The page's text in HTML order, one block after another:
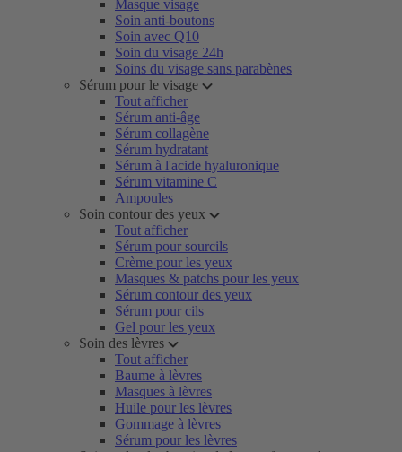
Masque visage
Soin anti-boutons
Soin avec Q10
Soin du visage 24h
Soins du visage sans parabènes
Sérum pour le visage
Tout afficher
Sérum anti-âge
Sérum collagène
Sérum hydratant
Sérum à l'acide hyaluronique
Sérum vitamine C
Ampoules
Soin contour des yeux
Tout afficher
Sérum pour sourcils
Crème pour les yeux
Masques & patchs pour les yeux
Sérum contour des yeux
Sérum pour cils
Gel pour les yeux
Soin des lèvres
Tout afficher
Baume à lèvres
Masques à lèvres
Huile pour les lèvres
Gommage à lèvres
Sérum pour les lèvres